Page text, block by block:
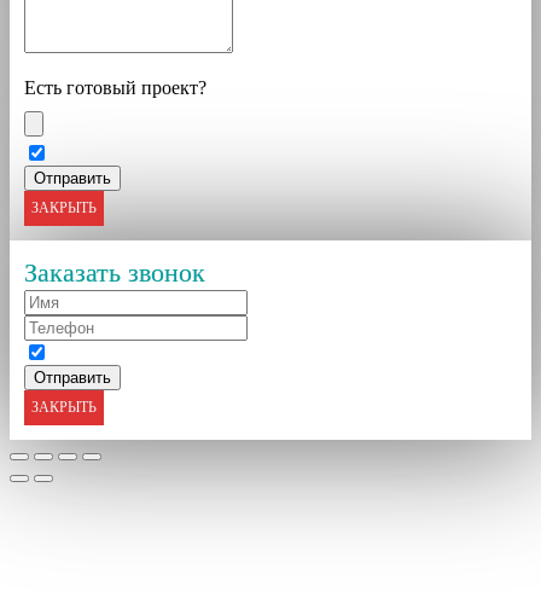
Есть готовый проект?
ЗАКРЫТЬ
Заказать звонок
ЗАКРЫТЬ